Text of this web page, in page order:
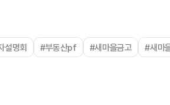
설명회 #부동산pf #새마을금고 #새마